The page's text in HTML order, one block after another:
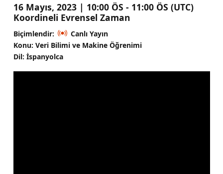
16 Mayıs, 2023 | 10:00 ÖS - 11:00 ÖS (UTC)
Koordineli Evrensel Zaman
Biçimlendir:
Canlı Yayın
Konu: Veri Bilimi ve Makine Öğrenimi
Dil: İspanyolca